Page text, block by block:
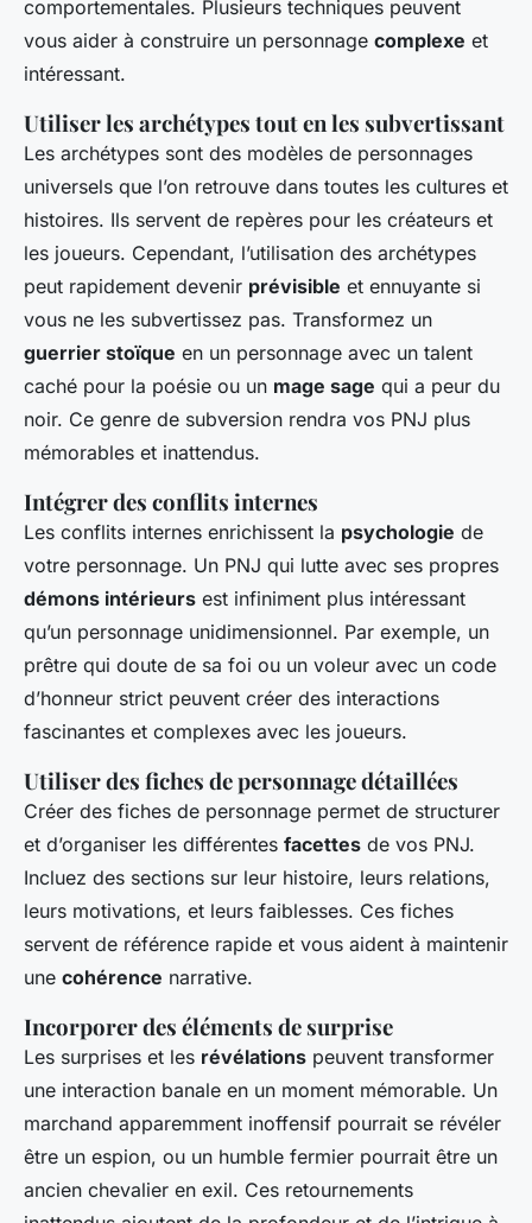
comportementales. Plusieurs techniques peuvent
vous aider à construire un personnage complexe et
intéressant.
Utiliser les archétypes tout en les subvertissant
Les archétypes sont des modèles de personnages
universels que l’on retrouve dans toutes les cultures et
histoires. Ils servent de repères pour les créateurs et
les joueurs. Cependant, l’utilisation des archétypes
peut rapidement devenir prévisible et ennuyante si
vous ne les subvertissez pas. Transformez un
guerrier stoïque en un personnage avec un talent
caché pour la poésie ou un mage sage qui a peur du
noir. Ce genre de subversion rendra vos PNJ plus
mémorables et inattendus.
Intégrer des conflits internes
Les conflits internes enrichissent la psychologie de
votre personnage. Un PNJ qui lutte avec ses propres
démons intérieurs est infiniment plus intéressant
qu’un personnage unidimensionnel. Par exemple, un
prêtre qui doute de sa foi ou un voleur avec un code
d’honneur strict peuvent créer des interactions
fascinantes et complexes avec les joueurs.
Utiliser des fiches de personnage détaillées
Créer des fiches de personnage permet de structurer
et d’organiser les différentes facettes de vos PNJ.
Incluez des sections sur leur histoire, leurs relations,
leurs motivations, et leurs faiblesses. Ces fiches
servent de référence rapide et vous aident à maintenir
une cohérence narrative.
Incorporer des éléments de surprise
Les surprises et les révélations peuvent transformer
une interaction banale en un moment mémorable. Un
marchand apparemment inoffensif pourrait se révéler
être un espion, ou un humble fermier pourrait être un
ancien chevalier en exil. Ces retournements